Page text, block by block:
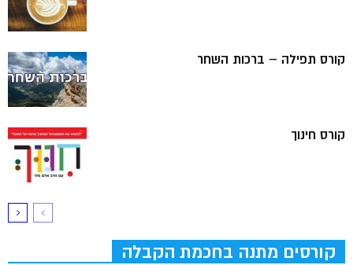
קורס תפילה – ברכות השחר
קורס חינוך
קורסים מתנה בחכמת הקבלה